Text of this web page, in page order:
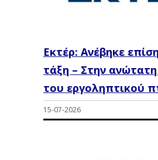
Εκτέρ: Ανέβηκε
τάξη – Στην
του εργοληπτικού
15-07-2026